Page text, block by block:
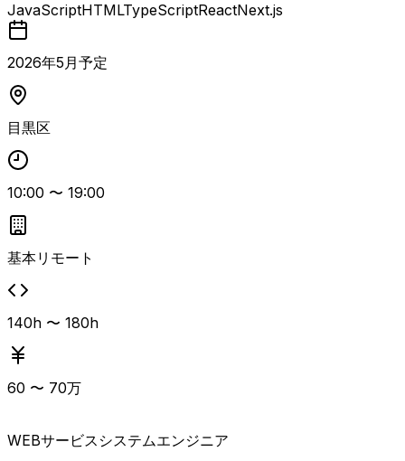
の設計・推進を行うテクニカルディレクター案件です。 We
b施策の企画や要件定義（情報設計・構成設計）から、プロ
ジェクト推進・進行管理、フロントエンド実装およびコード
レビューまで一貫して担当します。 さらに、AIを前提とし
た開発フロー設計（自動化・効率化）も求められます。 エ
JavaScript（TypeScript）やReact／Next.jsを用いたフロ
ントエンド開発、Webサイト・Webアプリ開発、小規模チ
ームでのプロジェクト推進またはWebディレクション、要
件定義からリリースまでのリード経験、自ら開発方針・実装
戦略を設計した経験、GitHubのPull Requestを用いたチー
ム開発、AI駆動開発および生成AI・LLMへの高い関心と日
常的な情報収集・試行が必須となります。 フルリモートを
があります。
JavaScriptHTMLTypeScriptReactNext.js
2026年5月予定
目黒区
10:00 〜 19:00
基本リモート
140h 〜 180h
60 〜 70万
WEBサービス システムエンジニア